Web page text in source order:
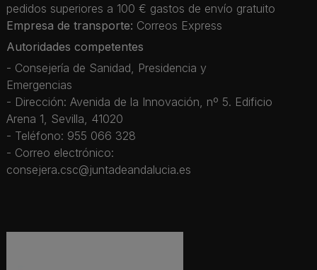
pedidos superiores a 100 € gastos de envío gratuito
Empresa de transporte: Correos Express
Autoridades competentes
- Consejería de Sanidad, Presidencia y
Emergencias
- Dirección: Avenida de la Innovación, nº 5. Edificio
Arena 1, Sevilla, 41020
- Teléfono: 955 066 328
- Correo electrónico:
consejera.csc@juntadeandalucia.es